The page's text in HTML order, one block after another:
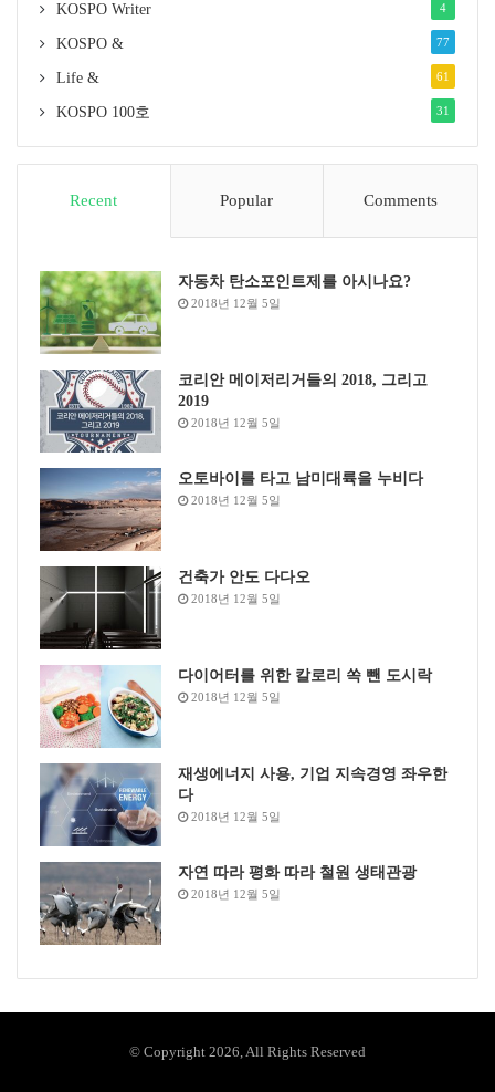
KOSPO Writer 4
KOSPO & 77
Life & 61
KOSPO 100호 31
Recent Popular Comments
자동차 탄소포인트제를 아시나요?
2018년 12월 5일
코리안 메이저리거들의 2018, 그리고
2019
2018년 12월 5일
오토바이를 타고 남미대륙을 누비다
2018년 12월 5일
건축가 안도 다다오
2018년 12월 5일
다이어터를 위한 칼로리 쏙 뺀 도시락
2018년 12월 5일
재생에너지 사용, 기업 지속경영 좌우한
다
2018년 12월 5일
자연 따라 평화 따라 철원 생태관광
2018년 12월 5일
© Copyright 2026, All Rights Reserved